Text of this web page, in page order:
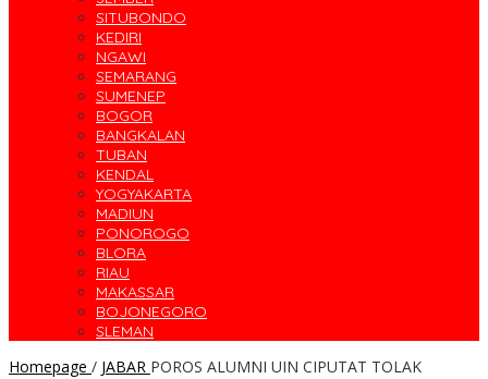
SITUBONDO
KEDIRI
NGAWI
SEMARANG
SUMENEP
BOGOR
BANGKALAN
TUBAN
KENDAL
YOGYAKARTA
MADIUN
PONOROGO
BLORA
RIAU
MAKASSAR
BOJONEGORO
SLEMAN
Homepage / JABAR POROS ALUMNI UIN CIPUTAT TOLAK